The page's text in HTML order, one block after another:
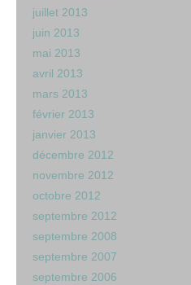
juillet 2013
juin 2013
mai 2013
avril 2013
mars 2013
février 2013
janvier 2013
décembre 2012
novembre 2012
octobre 2012
septembre 2012
septembre 2008
septembre 2007
septembre 2006